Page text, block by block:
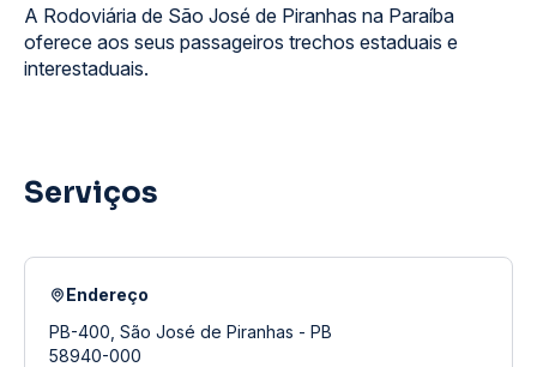
A Rodoviária de São José de Piranhas na Paraíba
oferece aos seus passageiros trechos estaduais e
interestaduais.
Serviços
Endereço
PB-400, São José de Piranhas - PB
58940-000